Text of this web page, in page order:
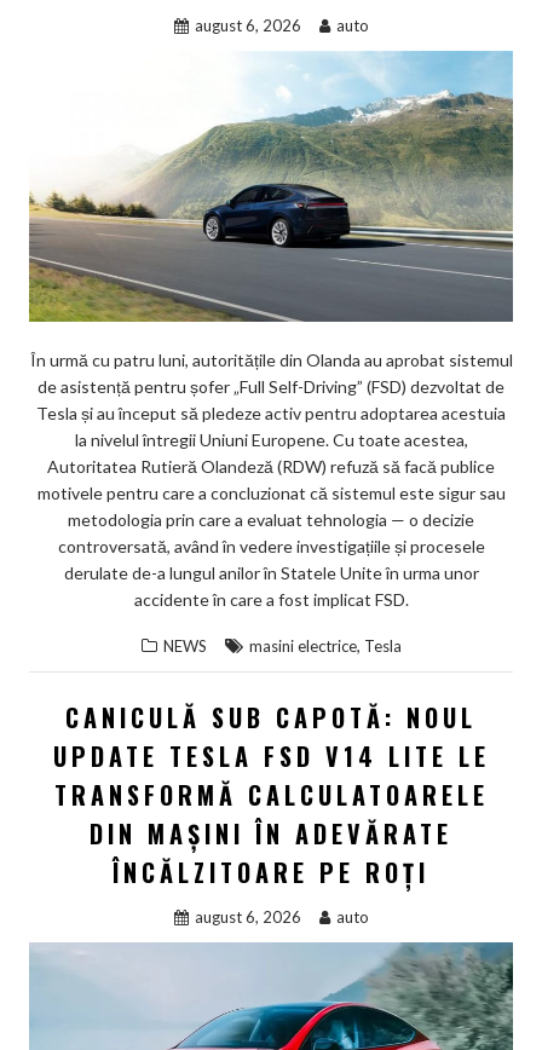
august 6, 2026 auto
În urmă cu patru luni, autoritățile din Olanda au aprobat sistemul
de asistență pentru șofer „Full Self-Driving” (FSD) dezvoltat de
Tesla și au început să pledeze activ pentru adoptarea acestuia
la nivelul întregii Uniuni Europene. Cu toate acestea,
Autoritatea Rutieră Olandeză (RDW) refuză să facă publice
motivele pentru care a concluzionat că sistemul este sigur sau
metodologia prin care a evaluat tehnologia — o decizie
controversată, având în vedere investigațiile și procesele
derulate de-a lungul anilor în Statele Unite în urma unor
accidente în care a fost implicat FSD.
NEWS masini electrice, Tesla
CANICULĂ SUB CAPOTĂ: NOUL
UPDATE TESLA FSD V14 LITE LE
TRANSFORMĂ CALCULATOARELE
DIN MAȘINI ÎN ADEVĂRATE
ÎNCĂLZITOARE PE ROȚI
august 6, 2026 auto